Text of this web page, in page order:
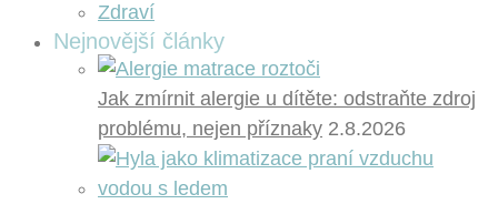
Zdraví
Nejnovější články
Jak zmírnit alergie u dítěte: odstraňte zdroj
problému, nejen příznaky 2.8.2026